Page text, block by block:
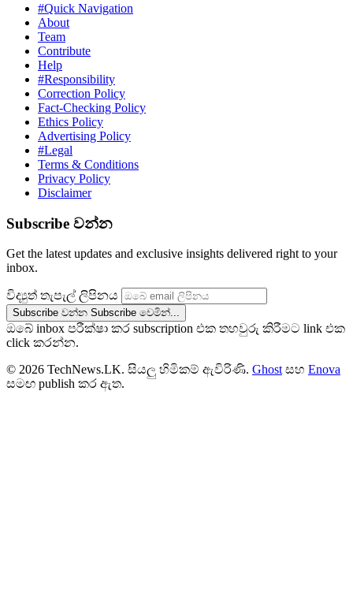
#Quick Navigation
About
Team
Contribute
Help
#Responsibility
Correction Policy
Fact-Checking Policy
Ethics Policy
Advertising Policy
#Legal
Terms & Conditions
Privacy Policy
Disclaimer
Subscribe වන්න
Get the latest updates and exclusive insights delivered right to your
inbox.
විද්‍යුත් තැපැල් ලිපිනය
Subscribe වන්න Subscribe වෙමින්...
ඔබේ inbox පරීක්ෂා කර subscription එක තහවුරු කිරීමට link එක
click කරන්න.
© 2026 TechNews.LK. සියලු හිමිකම් ඇවිරිණි. Ghost සහ Enova
සමඟ publish කර ඇත.